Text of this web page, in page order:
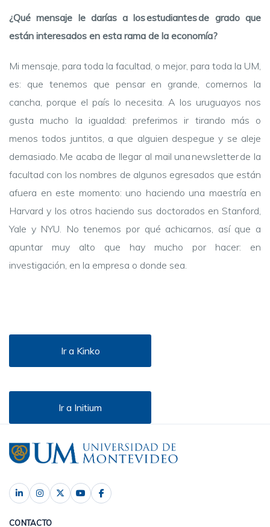
¿Qué mensaje le darías a los estudiantes de grado que
están interesados en esta rama de la economía?
Mi mensaje, para toda la facultad, o mejor, para toda la UM,
es: que tenemos que pensar en grande, comernos la
cancha, porque el país lo necesita. A los uruguayos nos
gusta mucho la igualdad: preferimos ir tirando más o
menos todos juntitos, a que alguien despegue y se aleje
demasiado. Me acaba de llegar al mail una newsletter de la
facultad con los nombres de algunos egresados que están
afuera en este momento: uno haciendo una maestría en
Harvard y los otros haciendo sus doctorados en Stanford,
Yale y NYU. No tenemos por qué achicarnos, así que a
apuntar muy alto que hay mucho por hacer: en
investigación, en la empresa o donde sea.
Ir a Kinko
Ir a Initium
CONTACTO